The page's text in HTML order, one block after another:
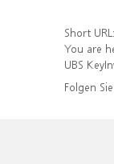
Short URL:
You are
UBS
Folgen